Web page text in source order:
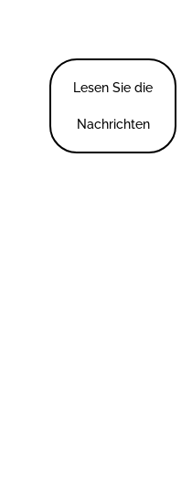
Lesen Sie die
Nachrichten